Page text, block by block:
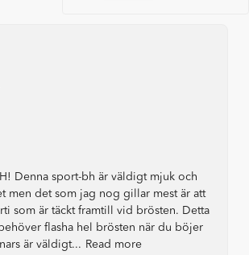
Denna sport-bh är väldigt mjuk och
men det som jag nog gillar mest är att
som är täckt framtill vid brösten. Detta
flasha hel brösten när du böjer
är väldigt... Read more